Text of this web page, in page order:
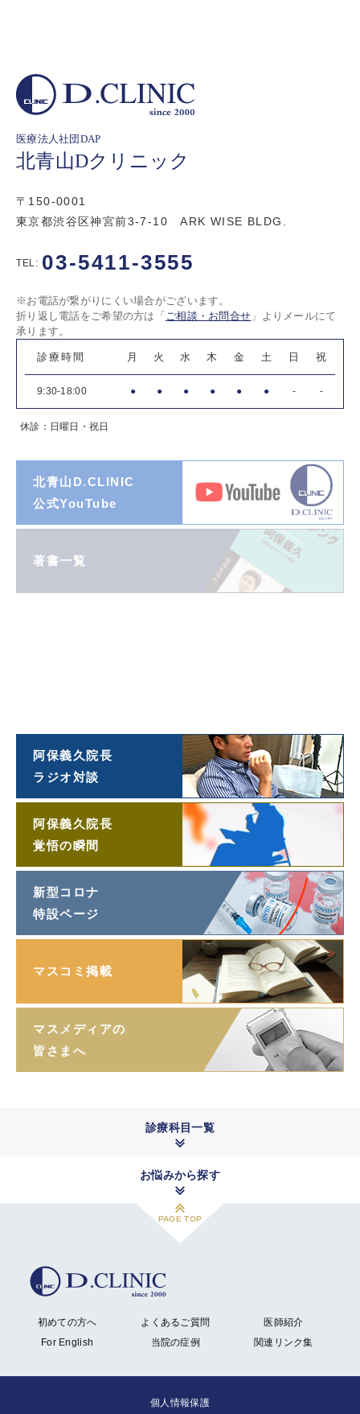
医療法人社団DAP
北青山Dクリニック
〒150-0001
東京都渋谷区神宮前3-7-10 ARK WISE BLDG.
TEL: 03-5411-3555
※お電話が繋がりにくい場合がございます。
折り返し電話をご希望の方は「 ご相談・お問合せ 」よりメールにて
承ります。
診療時間 月 火 水 木 金 土 日 祝
9:30-18:00 ● ● ● ● ● ● - -
休診：日曜日・祝日
北青山D.CLINIC
公式YouTube
著書一覧
阿保義久院長
ラジオ対談
阿保義久院長
覚悟の瞬間
新型コロナ
特設ページ
マスコミ掲載
マスメディアの
皆さまへ
診療科目一覧
お悩みから探す
PAGE TOP
初めての方へ よくあるご質問
医師紹介
For English
当院の症例 関連リンク集
個人情報保護